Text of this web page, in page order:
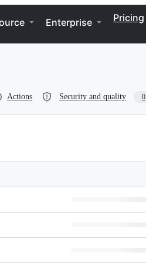
Enterprise Pricing
Actions Security and quality 0